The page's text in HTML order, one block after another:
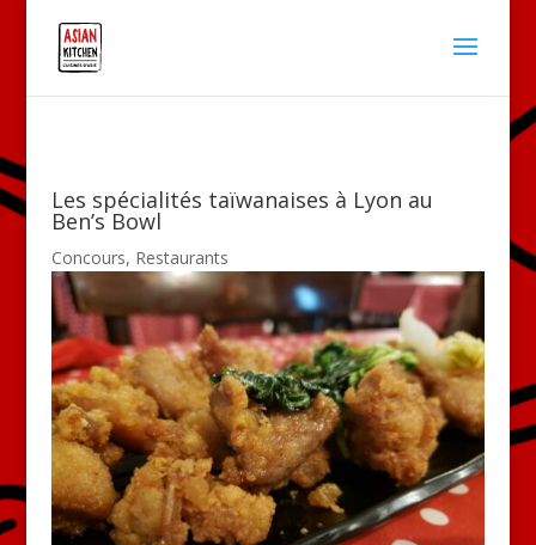
Les spécialités taïwanaises à Lyon au
Ben’s Bowl
Concours, Restaurants